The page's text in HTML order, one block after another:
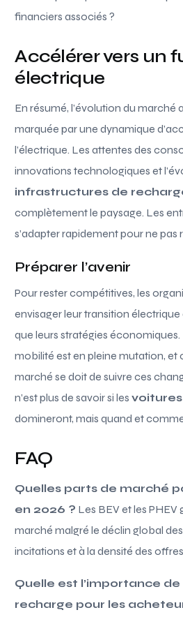
financiers associés ?
Accélérer vers un
électrique
En résumé, l’évolution du
marquée par une dynamique
l’électrique. Les attentes des
innovations technologiques et
infrastructures de
complètement le paysage. Les
s’adapter rapidement pour ne pas
Préparer l’avenir
Pour rester compétitives, les
envisager leur transition
que leurs stratégies
mobilité est en pleine mutation, et
marché se doit de suivre ces
n’est plus de savoir si les
domineront, mais quand et
FAQ
Quelles parts de marché
en 2026 ? Les BEV et les
marché malgré le déclin global
incitations et à la densité des
Quelle est l’importance
recharge pour les